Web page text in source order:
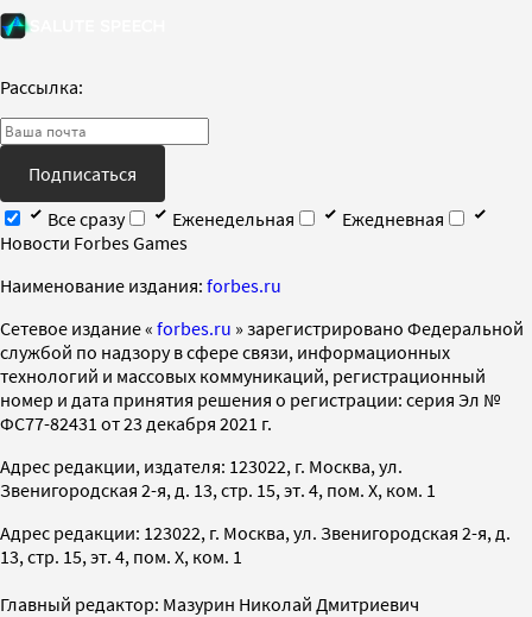
Рассылка:
Подписаться
Все сразу
Еженедельная
Ежедневная
Новости Forbes Games
Наименование издания: forbes.ru
Cетевое издание « forbes.ru » зарегистрировано Федеральной
службой по надзору в сфере связи, информационных
технологий и массовых коммуникаций, регистрационный
номер и дата принятия решения о регистрации: серия Эл №
ФС77-82431 от 23 декабря 2021 г.
Адрес редакции, издателя: 123022, г. Москва, ул.
Звенигородская 2-я, д. 13, стр. 15, эт. 4, пом. X, ком. 1
Адрес редакции: 123022, г. Москва, ул. Звенигородская 2-я, д.
13, стр. 15, эт. 4, пом. X, ком. 1
Главный редактор: Мазурин Николай Дмитриевич